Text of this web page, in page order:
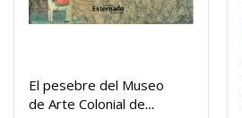
El pesebre del Museo
de Arte Colonial de